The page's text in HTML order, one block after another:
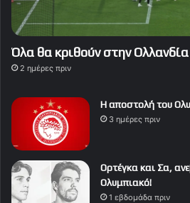
Όλα θα κριθούν στην Ολλανδία
2 ημέρες πριν
Η αποστολή του
3 ημέρες πριν
Ορτέγκα και Σα,
Ολυμπιακό!
1 εβδομάδα πριν